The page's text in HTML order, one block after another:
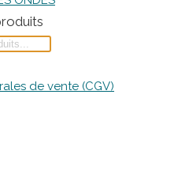
de vente (CGV)